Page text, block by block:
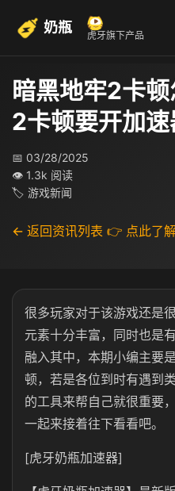
奶瓶 虎牙旗下产品
暗黑地牢2卡
2卡顿要开加
📅 03/28/2025
👁 1.3k 阅读
🏷 游戏新闻
← 返回资讯列表 👉 点此了
很多玩家对于该游戏还是
元素十分丰富，同时也是
融入其中，本期小编主要
顿，若是各位到时有遇到
的工具来帮自己就很重要
一起来接着往下看看吧。
[虎牙奶瓶加速器]